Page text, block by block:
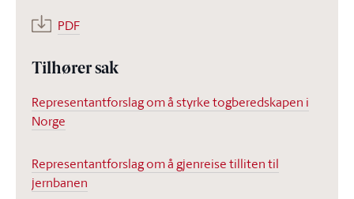
PDF
Tilhører sak
Representantforslag om å styrke togberedskapen i
Norge
Representantforslag om å gjenreise tilliten til
jernbanen